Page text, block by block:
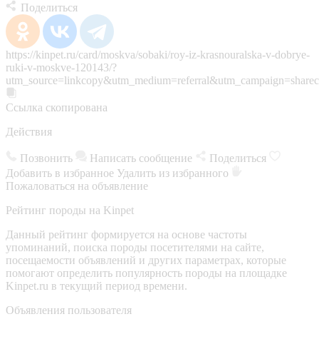
Поделиться
https://kinpet.ru/card/moskva/sobaki/roy-iz-krasnouralska-v-dobrye-
ruki-v-moskve-120143/?
Ссылка скопирована
Действия
Позвонить Написать сообщение
Поделиться
Добавить в избранное Удалить из избранного
Пожаловаться на объявление
Рейтинг породы на Kinpet
Данный рейтинг формируется на основе частоты
упоминаний, поиска породы посетителями на сайте,
посещаемости объявлений и других параметрах, которые
помогают определить популярность породы на площадке
Kinpet.ru в текущий период времени.
Объявления пользователя